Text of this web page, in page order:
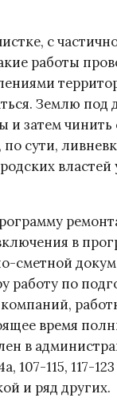
с
работы
Землю под
и затем чинить
сути,
властей
в
сметной
работу по
время
в
107-115, 117-
и ряд других.